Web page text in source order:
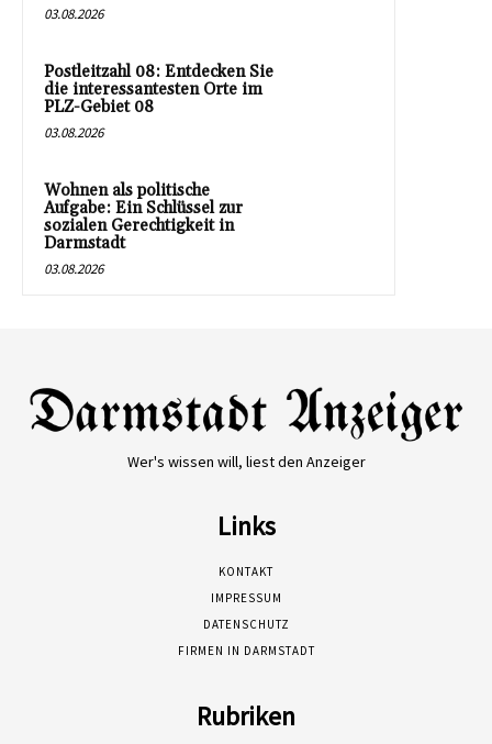
03.08.2026
Postleitzahl 08: Entdecken Sie
die interessantesten Orte im
PLZ-Gebiet 08
03.08.2026
Wohnen als politische
Aufgabe: Ein Schlüssel zur
sozialen Gerechtigkeit in
Darmstadt
03.08.2026
Wer's wissen will, liest den Anzeiger
Links
KONTAKT
IMPRESSUM
DATENSCHUTZ
FIRMEN IN DARMSTADT
Rubriken